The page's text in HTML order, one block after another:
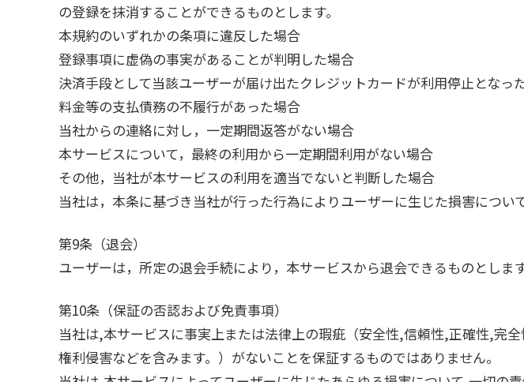
の登録を抹消することができるものとします。
本規約のいずれかの条項に違反した場合
登録事項に虚偽の事実があることが判明した場合
決済手段として当該ユーザーが届け出たクレジットカードが利用停止となっ
料金等の支払債務の不履行があった場合
当社からの連絡に対し，一定期間返答がない場合
本サービスについて，最終の利用から一定期間利用がない場合
その他，当社が本サービスの利用を適当でないと判断した場合
当社は，本条に基づき当社が行った行為によりユーザーに生じた損害につい
第9条（退会）
ユーザーは，所定の退会手続により，本サービスから退会できるものとします
第10条（保証の否認および免責事項）
当社は,本サービスに事実上または法律上の瑕疵（安全性,信頼性,正確性,完
権利侵害などを含みます。）がないことを保証するものではありません。